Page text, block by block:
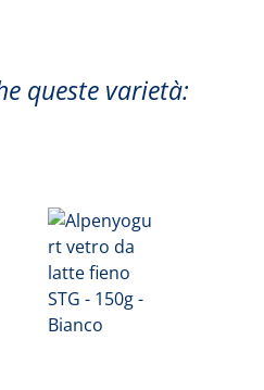
queste varietà: